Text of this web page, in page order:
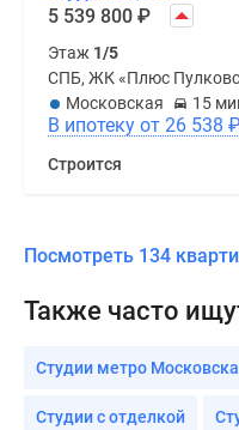
5 539 800 ₽
Этаж 1/5
СПБ, ЖК «Плюс
Московская
15
В ипотеку от 26 538 ₽
Строится
Посмотреть 134
Также часто
Студии метро
Студии с отделкой